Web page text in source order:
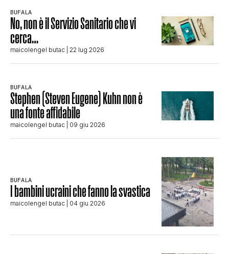
BUFALA
No, non è il Servizio Sanitario che vi
cerca…
maicolengel butac | 22 lug 2026
BUFALA
Stephen (Steven Eugene) Kuhn non è
una fonte affidabile
maicolengel butac | 09 giu 2026
BUFALA
I bambini ucraini che fanno la svastica
maicolengel butac | 04 giu 2026